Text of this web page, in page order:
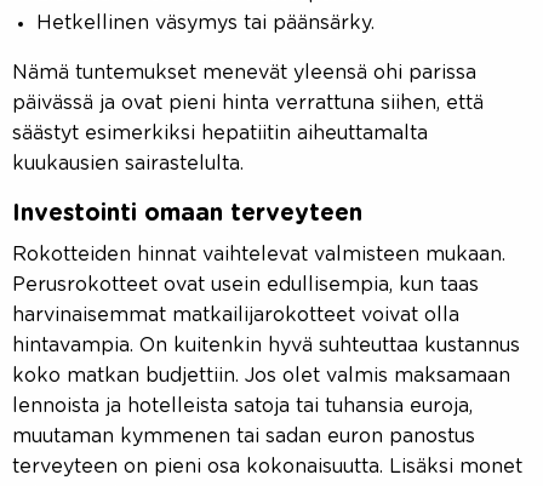
Hetkellinen väsymys tai päänsärky.
Nämä tuntemukset menevät yleensä ohi parissa
päivässä ja ovat pieni hinta verrattuna siihen, että
säästyt esimerkiksi hepatiitin aiheuttamalta
kuukausien sairastelulta.
Investointi omaan terveyteen
Rokotteiden hinnat vaihtelevat valmisteen mukaan.
Perusrokotteet ovat usein edullisempia, kun taas
harvinaisemmat matkailijarokotteet voivat olla
hintavampia. On kuitenkin hyvä suhteuttaa kustannus
koko matkan budjettiin. Jos olet valmis maksamaan
lennoista ja hotelleista satoja tai tuhansia euroja,
muutaman kymmenen tai sadan euron panostus
terveyteen on pieni osa kokonaisuutta. Lisäksi monet